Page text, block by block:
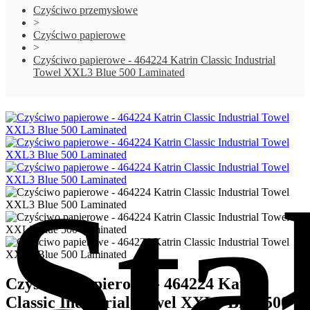
Czyściwo przemysłowe
>
Czyściwo papierowe
>
Czyściwo papierowe - 464224 Katrin Classic Industrial
Towel XXL3 Blue 500 Laminated
Czyściwo papierowe - 464224 Katrin
Classic Industrial Towel XXL3 Blue 500